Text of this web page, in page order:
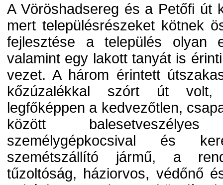
A Vöröshadsereg és a Petőfi út
mert településrészeket kötnek
fejlesztése a település olyan
valamint egy lakott tanyát is
vezet. A három érintett
kőzúzalékkal szórt út volt,
legfőképpen a kedvezőtlen,
között
személygépkocsival és
szemétszállító jármű, a
tűzoltóság, háziorvos, védőnő